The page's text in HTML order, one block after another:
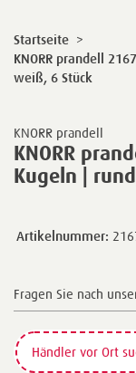
KNORR prandell
KNORR
Kugeln |
Startseite >
KNORR prandell
weiß, 6 Stück
Artikelnummer:
Fragen Sie nach
Händler vor Ort